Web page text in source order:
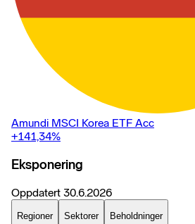
Amundi MSCI Korea ETF Acc
+141,34%
Eksponering
Oppdatert 30.6.2026
Regioner Sektorer Beholdninger